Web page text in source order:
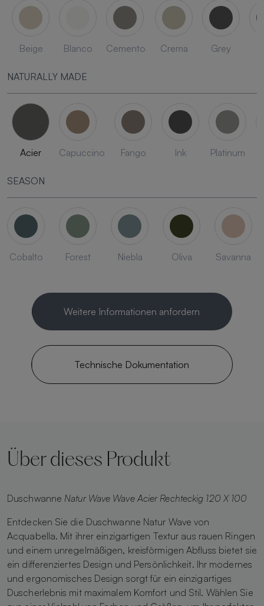
Beige Blanco Cemento Crema Grey
NATURALLY MADE
Acier Capuccino Fango Ink Platinum
SEASON
Cobalto Forest Niebla Oliva Savanna
Weitere Informationen anfordern
Technische Dokumentation
Über dieses Produkt
Duschwanne Natur Wave Wave Acier Rechteckig 120 X 100
Entdecken Sie die Duschwanne Natur Wave von
Acquabella. Mit ihrer einzigartigen Textur aus rauen Ringen
und einem unregelmäßigen, kreisförmigen Abfluss bietet sie
ein differenziertes Design und Persönlichkeit. Ihr modernes
und ergonomisches Design sorgt für ein einzigartiges
Duscherlebnis mit maximalem Komfort und Stil. Wählen Sie